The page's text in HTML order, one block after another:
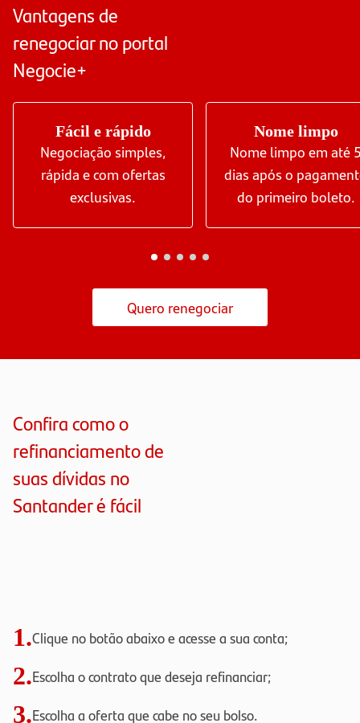
Vantagens de
renegociar no portal
Negocie+
Fácil e rápido
Negociação simples,
rápida e com ofertas
exclusivas.
Nome limpo
Nome limpo em até
dias após o
do primeiro boleto.
Quero renegociar
Confira como o
refinanciamento de
suas dívidas no
Santander é fácil
1.Clique no botão abaixo e acesse a sua conta;
2.Escolha o contrato que deseja refinanciar;
3.Escolha a oferta que cabe no seu bolso.